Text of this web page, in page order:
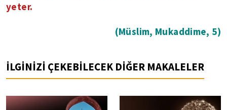
yeter.
(Müslim, Mukaddime, 5)
İLGİNİZİ ÇEKEBİLECEK DİĞER MAKALELER